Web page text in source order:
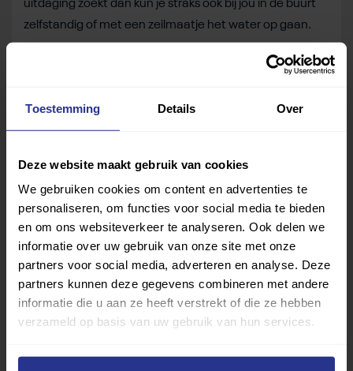
Toestemming Details Over
Deze website maakt gebruik van cookies
We gebruiken cookies om content en advertenties te
personaliseren, om functies voor social media te bieden
en om ons websiteverkeer te analyseren. Ook delen we
informatie over uw gebruik van onze site met onze
partners voor social media, adverteren en analyse. Deze
partners kunnen deze gegevens combineren met andere
informatie die u aan ze heeft verstrekt of die ze hebben
verzameld op basis van uw gebruik van hun services.
uitdaging zoekt dan kun je straks ook bij jou in de buurt
zelfstandig of met een zeilmaatje het water op gaan.
Wil jij voor je in een snelle boot stapt eerst eens proberen